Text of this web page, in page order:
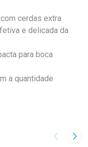
cerdas extra
e delicada da
para boca
a quantidade
Imagem